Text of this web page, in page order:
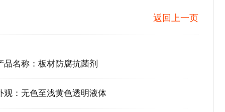
返回上一页
品名称：板材防腐抗菌剂
观：无色至浅黄色透明液体